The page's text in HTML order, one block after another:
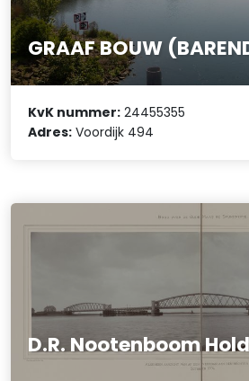
GRAAF BOUW
KvK nummer: 24455355
Adres: Voordijk 494
D.R. Nootenboom